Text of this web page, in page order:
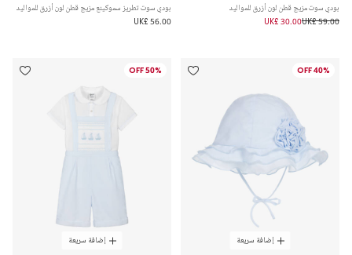
بودي سوت مزيج قطن لون أزرق للمواليد
UK£ 59.00
UK£ 30.00
بودي سوت تطريز سموكينع مزيج قطن لون أزرق للمواليد
UK£ 56.00
40% OFF
إضافة سريعة
50% OFF
إضافة سريعة